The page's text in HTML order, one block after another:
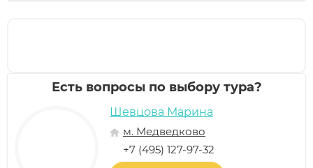
Есть вопросы по выбору тура?
Шевцова Марина
м. Медведково
+7 (495) 127-97-32